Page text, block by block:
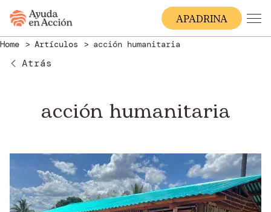
APADRINA
Home Artículos acción humanitaria
Atrás
acción humanitaria